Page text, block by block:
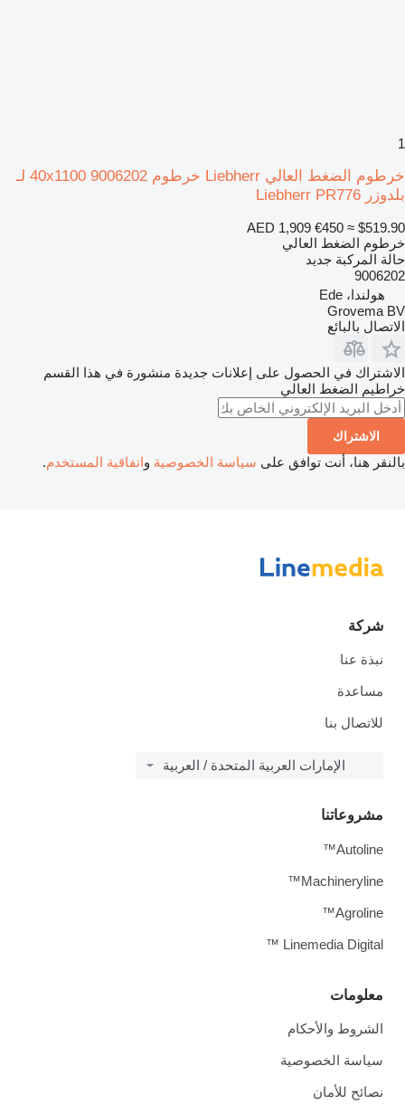
1
خرطوم الضغط العالي Liebherr خرطوم 40x1100 9006202 لـ
بلدوزر Liebherr PR776
AED 1,909 €450 ≈ $519.90
خرطوم الضغط العالي
حالة المركبة جديد
9006202
هولندا، Ede
Grovema BV
الاتصال بالبائع
الاشتراك في الحصول على إعلانات جديدة منشورة في هذا القسم
خراطيم الضغط العالي
الاشتراك
بالنقر هنا، أنت توافق على سياسة الخصوصية واتفاقية المستخدم.
شركة
نبذة عنا
مساعدة
للاتصال بنا
الإمارات العربية المتحدة / العربية
معلومات
الشروط والأحكام
سياسة الخصوصية
نصائح للأمان
مشروعاتنا
Autoline™
Machineryline™
Agroline™
Linemedia Digital ™